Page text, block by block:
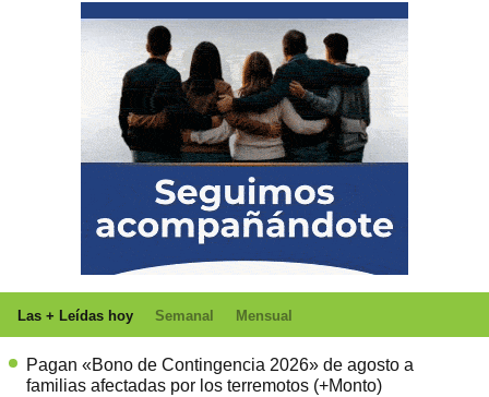
Las + Leídas hoy Semanal Mensual
Pagan «Bono de Contingencia 2026» de agosto a
familias afectadas por los terremotos (+Monto)